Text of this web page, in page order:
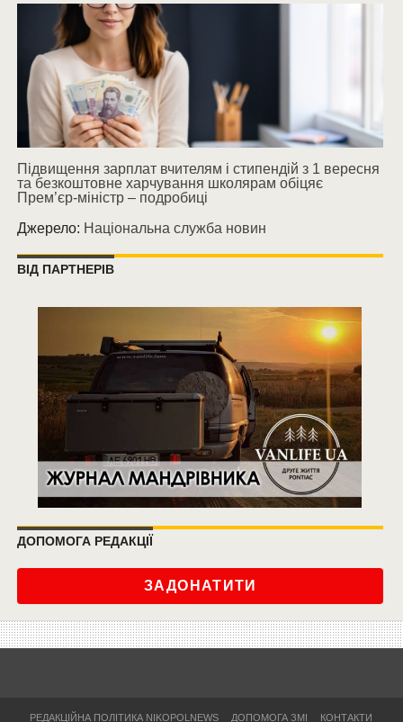
Підвищення зарплат вчителям і стипендій з 1 вересня
та безкоштовне харчування школярам обіцяє
Прем’єр-міністр – подробиці
Джерело: Національна служба новин
ВІД ПАРТНЕРІВ
ДОПОМОГА РЕДАКЦІЇ
ЗАДОНАТИТИ
РЕДАКЦІЙНА ПОЛІТИКА NIKOPOLNEWS ДОПОМОГА ЗМІ КОНТАКТИ